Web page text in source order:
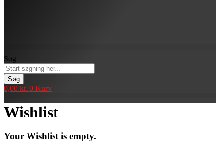
Søg
Søg
0,00 kr. 0 Kurv
Wishlist
Your Wishlist is empty.